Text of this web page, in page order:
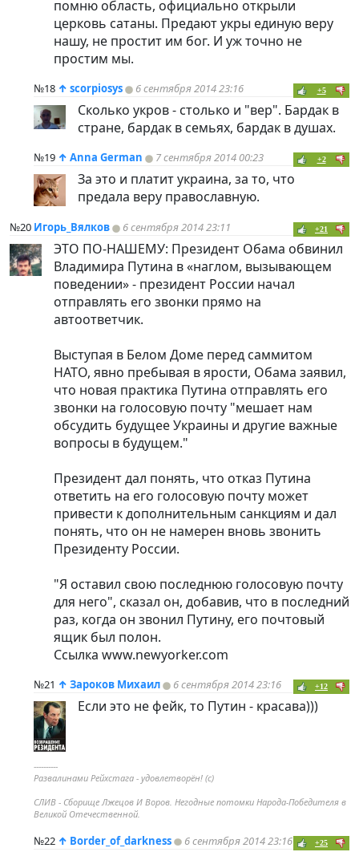
помню область, официально открыли
церковь сатаны. Предают укры единую веру
нашу, не простит им бог. И уж точно не
простим мы.
№18 ↑ scorpiosys 6 сентября 2014 23:16 +5
Сколько укров - столько и "вер". Бардак в
стране, бардак в семьях, бардак в душах.
№19 ↑ Anna German 7 сентября 2014 00:23 +2
За это и платит украина, за то, что
предала веру православную.
№20 Игорь_Вялков 6 сентября 2014 23:11 +21
ЭТО ПО-НАШЕМУ: Президент Обама обвинил
Владимира Путина в «наглом, вызывающем
поведении» - президент России начал
отправлять его звонки прямо на
автоответчик.
Выступая в Белом Доме перед саммитом
НАТО, явно пребывая в ярости, Обама заявил,
что новая практика Путина отправлять его
звонки на голосовую почту "мешает нам
обсудить будущее Украины и другие важные
вопросы в будущем."
Президент дал понять, что отказ Путина
ответить на его голосовую почту может
привести к дополнительным санкциям и дал
понять, что он не намерен вновь звонить
Президенту России.
"Я оставил свою последнюю голосовую почту
для него", сказал он, добавив, что в последний
раз, когда он звонил Путину, его почтовый
ящик был полон.
Ссылка www.newyorker.com
№21 ↑ Зароков Михаил 6 сентября 2014 23:16 +12
Если это не фейк, то Путин - красава)))
----------
Развалинами Рейхстага - удовлетворён! (с)
СЛИВ - Сборище Лжецов И Воров. Негодные потомки Народа-Победителя в
Великой Отечественной.
№22 ↑ Border_of_darkness 6 сентября 2014 23:16 +25